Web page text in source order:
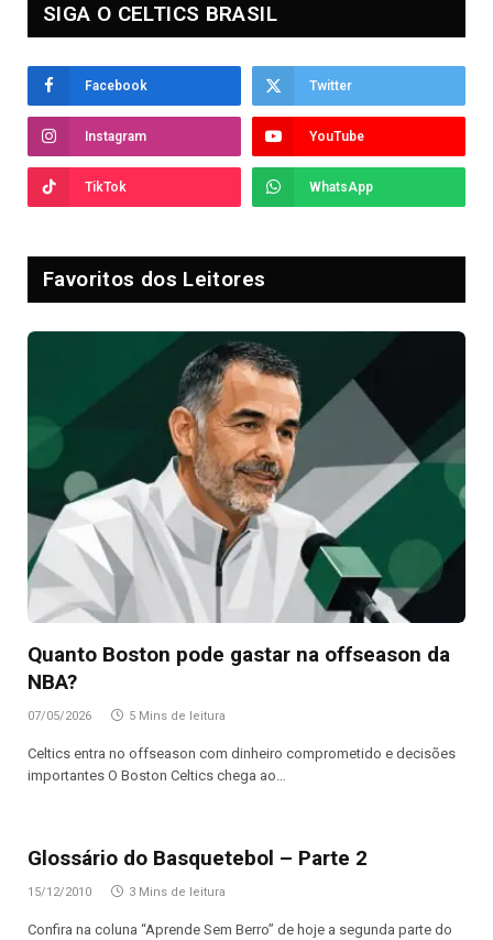
SIGA O CELTICS BRASIL
Facebook Twitter
Instagram YouTube
TikTok WhatsApp
Favoritos dos Leitores
Quanto Boston pode gastar na offseason da
NBA?
07/05/2026 5 Mins de leitura
Celtics entra no offseason com dinheiro comprometido e decisões
importantes O Boston Celtics chega ao…
Glossário do Basquetebol – Parte 2
15/12/2010 3 Mins de leitura
Confira na coluna “Aprende Sem Berro” de hoje a segunda parte do